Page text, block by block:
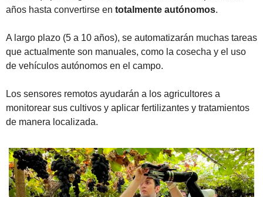
años hasta convertirse en totalmente autónomos.
A largo plazo (5 a 10 años), se automatizarán muchas tareas
que actualmente son manuales, como la cosecha y el uso
de vehículos autónomos en el campo.
Los sensores remotos ayudarán a los agricultores a
monitorear sus cultivos y aplicar fertilizantes y tratamientos
de manera localizada.